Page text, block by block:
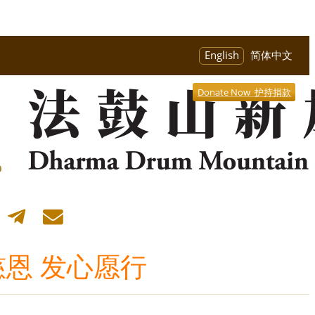
English 简体中文
Donate Now 护持捐款
发心愿行